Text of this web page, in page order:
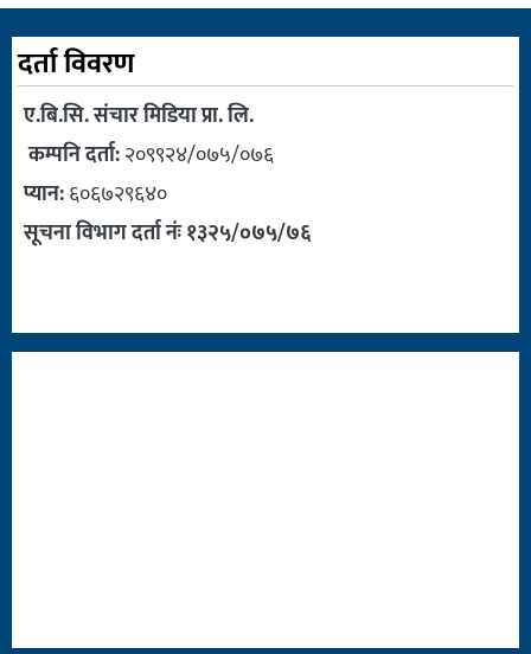
दर्ता विवरण
ए.बि.सि. संचार मिडिया प्रा. लि.
कम्पनि दर्ता:२०९९२४/०७५/०७६
प्यान:६०६७२९६४०
सूचना विभाग दर्ता नंः १३२५/०७५/७६